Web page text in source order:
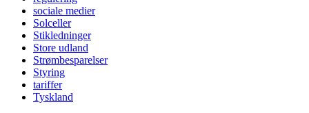
sociale medier
Solceller
Stikledninger
Store udland
Strømbesparelser
Styring
tariffer
Tyskland